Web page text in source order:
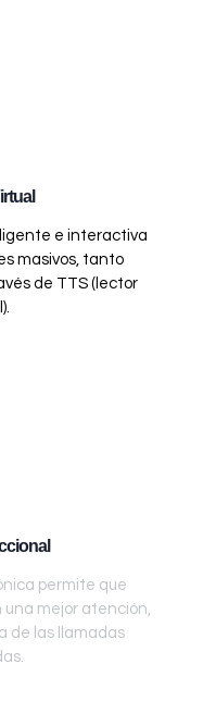
e interactiva
masivos, tanto
de TTS (lector
permite que
una mejor atención,
de las llamadas